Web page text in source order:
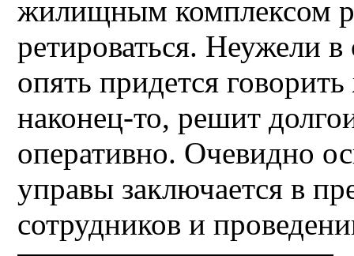
жилищным комплексом
ретироваться. Неужели
опять придется
наконец-то, решит
оперативно. Очевидно
управы заключается в
сотрудников и